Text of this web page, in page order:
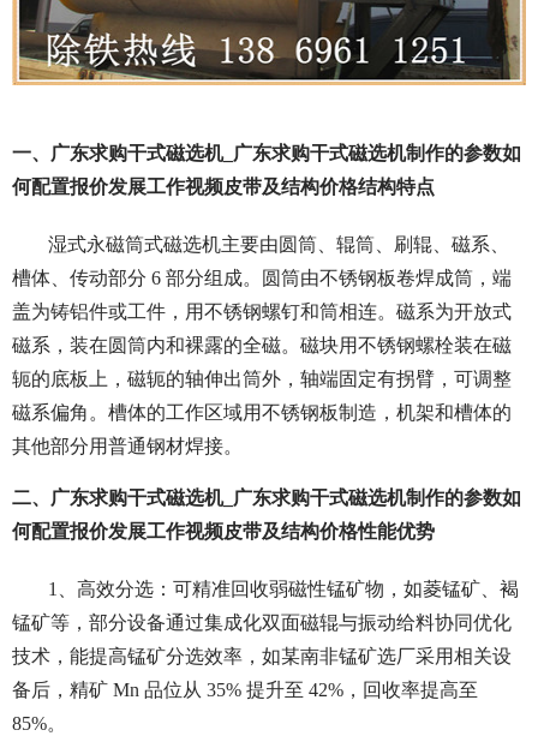
一、广东求购干式磁选机_广东求购干式磁选机制作的参数如
何配置报价发展工作视频皮带及结构价格结构特点
湿式永磁筒式磁选机主要由圆筒、辊筒、刷辊、磁系、
槽体、传动部分 6 部分组成。圆筒由不锈钢板卷焊成筒，端
盖为铸铝件或工件，用不锈钢螺钉和筒相连。磁系为开放式
磁系，装在圆筒内和裸露的全磁。磁块用不锈钢螺栓装在磁
轭的底板上，磁轭的轴伸出筒外，轴端固定有拐臂，可调整
磁系偏角。槽体的工作区域用不锈钢板制造，机架和槽体的
其他部分用普通钢材焊接。
二、广东求购干式磁选机_广东求购干式磁选机制作的参数如
何配置报价发展工作视频皮带及结构价格性能优势
1、高效分选：可精准回收弱磁性锰矿物，如菱锰矿、褐
锰矿等，部分设备通过集成化双面磁辊与振动给料协同优化
技术，能提高锰矿分选效率，如某南非锰矿选厂采用相关设
备后，精矿 Mn 品位从 35% 提升至 42%，回收率提高至
85%。